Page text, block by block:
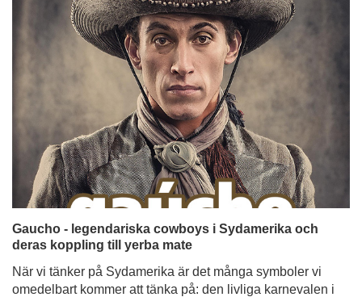
Gaucho - legendariska cowboys i Sydamerika och
deras koppling till yerba mate
När vi tänker på Sydamerika är det många symboler vi
omedelbart kommer att tänka på: den livliga karnevalen i